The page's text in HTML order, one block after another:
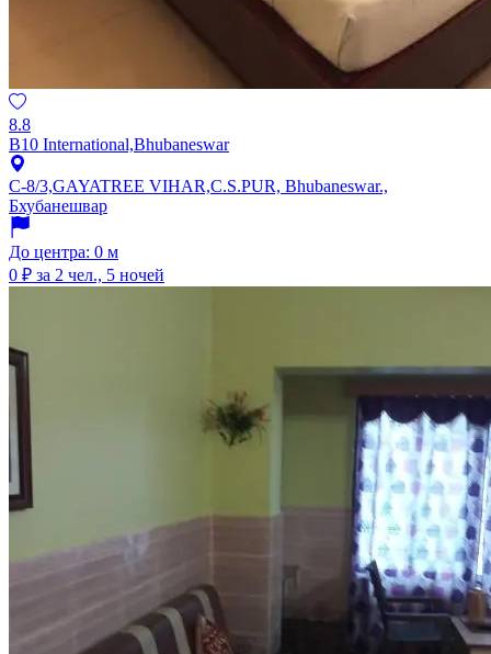
8.8
B10 International,Bhubaneswar
C-8/3,GAYATREE VIHAR,C.S.PUR, Bhubaneswar.,
Бхубанешвар
До центра: 0 м
0 ₽ за 2 чел., 5 ночей